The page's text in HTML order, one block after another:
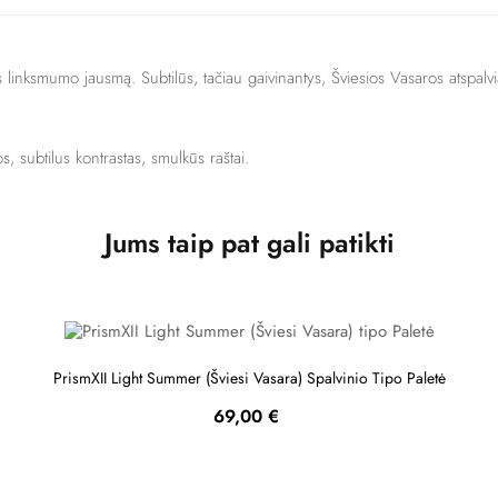
jausmą. Subtilūs, tačiau gaivinantys, Šviesios Vasaros
subtilus kontrastas, smulkūs raštai.
Jums taip pat gali patikti
PrismXII Light Summer (Šviesi Vasara) Spalvinio Tipo Paletė
Kaina
69,00 €